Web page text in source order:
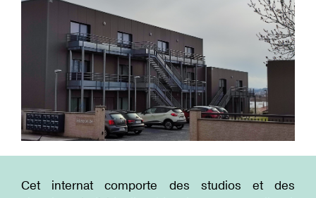
Cet internat comporte des studios et des